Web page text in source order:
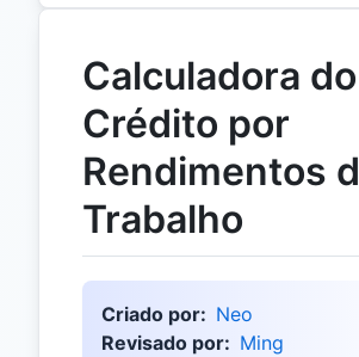
Calculadora do
Crédito por
Rendimentos
Trabalho
Criado por: Neo
Revisado por: Ming